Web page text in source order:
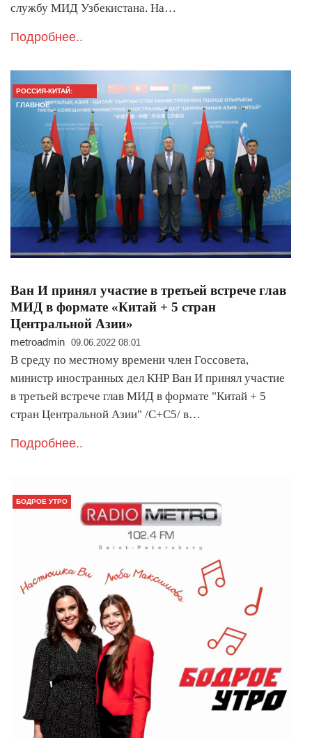
службу МИД Узбекистана. На…
Подробнее..
РОССИЯ-КИТАЙ:
ГЛАВНОЕ
Ван И принял участие в третьей встрече глав
МИД в формате «Китай + 5 стран
Центральной Азии»
metroadmin 09.06.2022 08:01
В среду по местному времени член Госсовета,
министр иностранных дел КНР Ван И принял участие
в третьей встрече глав МИД в формате "Китай + 5
стран Центральной Азии" /C+C5/ в…
Подробнее..
БОДРОЕ УТРО